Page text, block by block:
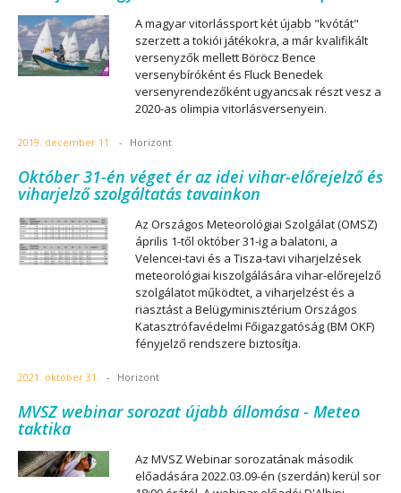
A magyar vitorlássport két újabb "kvótát"
szerzett a tokiói játékokra, a már kvalifikált
versenyzők mellett Böröcz Bence
versenybíróként és Fluck Benedek
versenyrendezőként ugyancsak részt vesz a
2020-as olimpia vitorlásversenyein.
2019. december 11. - Horizont
Október 31-én véget ér az idei vihar-előrejelző és
viharjelző szolgáltatás tavainkon
Az Országos Meteorológiai Szolgálat (OMSZ)
április 1-től október 31-ig a balatoni, a
Velencei-tavi és a Tisza-tavi viharjelzések
meteorológiai kiszolgálására vihar-előrejelző
szolgálatot működtet, a viharjelzést és a
riasztást a Belügyminisztérium Országos
Katasztrófavédelmi Főigazgatóság (BM OKF)
fényjelző rendszere biztosítja.
2021. október 31. - Horizont
MVSZ webinar sorozat újabb állomása - Meteo
taktika
Az MVSZ Webinar sorozatának második
előadására 2022.03.09-én (szerdán) kerül sor